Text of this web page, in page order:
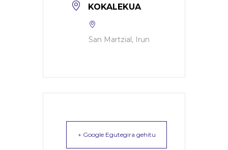
KOKALEKUA
San Martzial, Irun
+ Google Egutegira gehitu